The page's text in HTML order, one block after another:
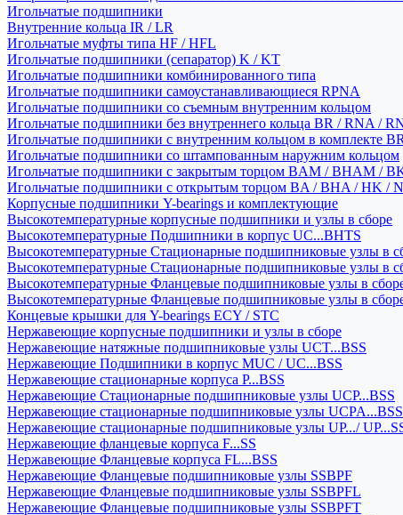
Игольчатые подшипники
Внутренние кольца IR / LR
Игольчатые муфты типа HF / HFL
Игольчатые подшипники (сепаратор) K / KT
Игольчатые подшипники комбинированного типа
Игольчатые подшипники самоустанавливающиеся RPNA
Игольчатые подшипники со съемным внутренним кольцом
Игольчатые подшипники без внутреннего кольца BR / RNA /
Игольчатые подшипники с внутренним кольцом в комплекте
Игольчатые подшипники со штампованным наружним кольцом
Игольчатые подшипники с закрытым торцом BAM / BHAM /
Игольчатые подшипники с открытым торцом BA / BHA / HK /
Корпусные подшипники Y-bearings и комплектующие
Высокотемпературные корпусные подшипники и узлы в сборе
Высокотемпературные Подшипники в корпус UC...BHTS
Высокотемпературные Стационарные подшипниковые узлы в
Высокотемпературные Стационарные подшипниковые узлы в
Высокотемпературные Фланцевые подшипниковые узлы в
Высокотемпературные Фланцевые подшипниковые узлы в
Концевые крышки для Y-bearings ECY / STC
Нержавеющие корпусные подшипники и узлы в сборе
Нержавеющие натяжные подшипниковые узлы UCT...BSS
Нержавеющие Подшипники в корпус MUC / UC...BSS
Нержавеющие стационарные корпуса P...BSS
Нержавеющие Стационарные подшипниковые узлы UCP...BSS
Нержавеющие стационарные подшипниковые узлы UCPA...BSS
Нержавеющие стационарные подшипниковые узлы UP.../
Нержавеющие фланцевые корпуса F...SS
Нержавеющие Фланцевые корпуса FL...BSS
Нержавеющие Фланцевые подшипниковые узлы SSBPF
Нержавеющие Фланцевые подшипниковые узлы SSBPFL
Нержавеющие Фланцевые подшипниковые узлы SSBPFT